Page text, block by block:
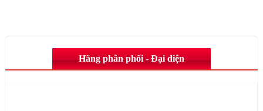
Hãng phân phối - Đại diện